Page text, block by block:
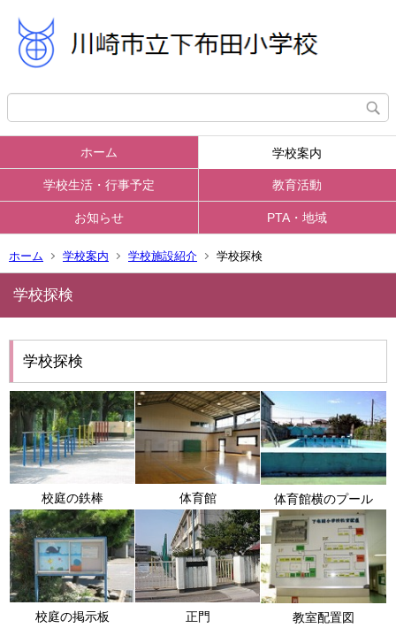
ホーム 学校案内
学校生活・行事予定 教育活動
お知らせ PTA・地域
ホーム 学校案内 学校施設紹介 学校探検
学校探検
学校探検
校庭の鉄棒 体育館 体育館横のプール
校庭の掲示板 正門 教室配置図